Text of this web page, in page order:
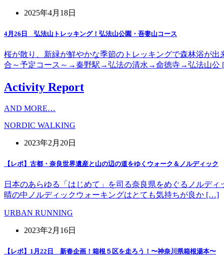
2025年4月18日
4月26日 弘法山トレッキング！弘法山公園・吾妻山コース
桜が散り、新緑が鮮やかな季節のトレッキングで森林浴が
合～予定コース～→秦野駅→弘法の清水→命徳寺→弘法山
Activity Report
AND MORE…
NORDIC WALKING
2023年2月20日
【レポ】古都・奈良世界遺産と山の辺の道をゆくウォーク＆ノルディック
日本のあらゆる「はじめて」を司る奈良県をめぐるノルデ
晴の中ノルディックウォーキングはとても気持ちが良か […]
URBAN RUNNING
2023年2月16日
【レポ】1月22日 新春企画！箱根５区を走ろう！〜神奈川県箱根湯本〜